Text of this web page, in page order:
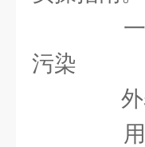
一、
污染
外
用蘸